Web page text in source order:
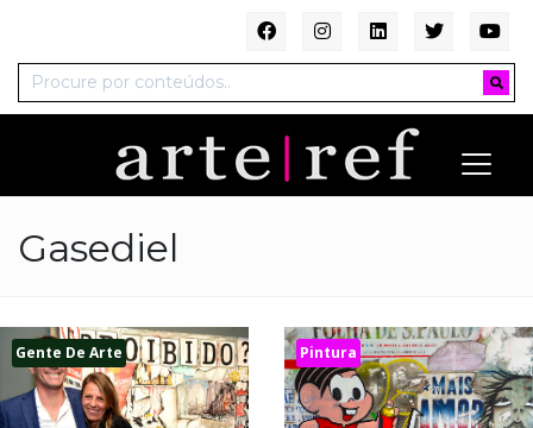
Gasediel
Gente De Arte Pintura